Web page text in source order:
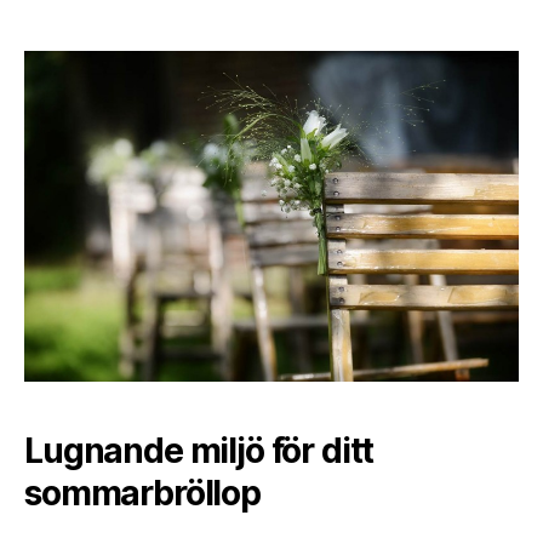
Lugnande miljö för ditt
sommarbröllop